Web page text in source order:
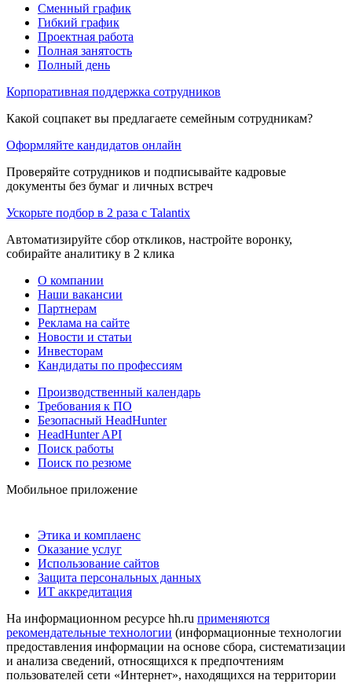
Сменный график
Гибкий график
Проектная работа
Полная занятость
Полный день
Корпоративная поддержка сотрудников
Какой соцпакет вы предлагаете семейным сотрудникам?
Оформляйте кандидатов онлайн
Проверяйте сотрудников и подписывайте кадровые
документы без бумаг и личных встреч
Ускорьте подбор в 2 раза с Talantix
Автоматизируйте сбор откликов, настройте воронку,
собирайте аналитику в 2 клика
О компании
Наши вакансии
Партнерам
Реклама на сайте
Новости и статьи
Инвесторам
Кандидаты по профессиям
Производственный календарь
Требования к ПО
Безопасный HeadHunter
HeadHunter API
Поиск работы
Поиск по резюме
Мобильное приложение
Этика и комплаенс
Оказание услуг
Использование сайтов
Защита персональных данных
ИТ аккредитация
На информационном ресурсе hh.ru применяются
рекомендательные технологии (информационные технологии
предоставления информации на основе сбора, систематизации
и анализа сведений, относящихся к предпочтениям
пользователей сети «Интернет», находящихся на территории